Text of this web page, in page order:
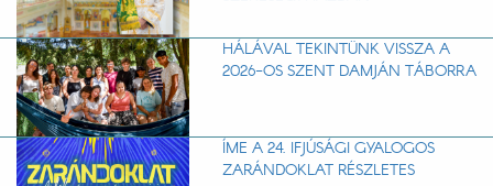
HÁLÁVAL TEKINTÜNK VISSZA A
2026-OS SZENT DAMJÁN TÁBORRA
ÍME A 24. IFJÚSÁGI GYALOGOS
ZARÁNDOKLAT RÉSZLETES